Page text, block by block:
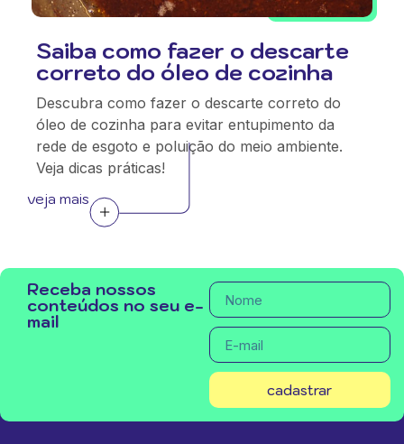
Saiba como fazer o descarte
correto do óleo de cozinha
Descubra como fazer o descarte correto do
óleo de cozinha para evitar entupimento da
rede de esgoto e poluição do meio ambiente.
Veja dicas práticas!
veja mais
Receba nossos
conteúdos no seu e-
mail
cadastrar